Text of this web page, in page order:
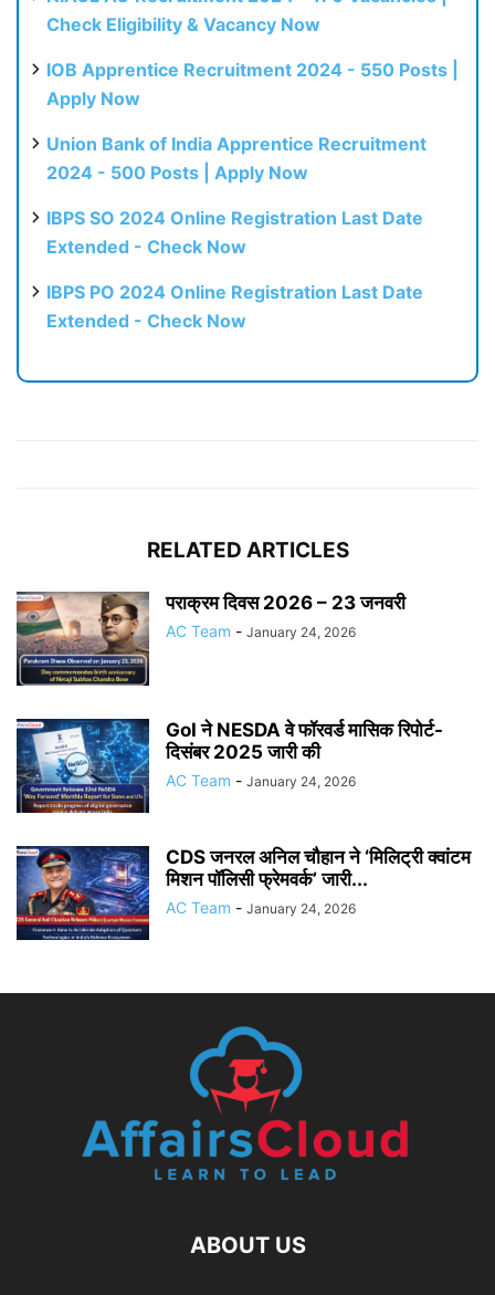
Check Eligibility & Vacancy Now
IOB Apprentice Recruitment 2024 - 550 Posts |
Apply Now
Union Bank of India Apprentice Recruitment
2024 - 500 Posts | Apply Now
IBPS SO 2024 Online Registration Last Date
Extended - Check Now
IBPS PO 2024 Online Registration Last Date
Extended - Check Now
RELATED ARTICLES
पराक्रम दिवस 2026 – 23 जनवरी
AC Team - January 24, 2026
GoI ने NESDA वे फॉरवर्ड मासिक रिपोर्ट-
दिसंबर 2025 जारी की
AC Team - January 24, 2026
CDS जनरल अनिल चौहान ने ‘मिलिट्री क्वांटम
मिशन पॉलिसी फ्रेमवर्क’ जारी...
AC Team - January 24, 2026
ABOUT US